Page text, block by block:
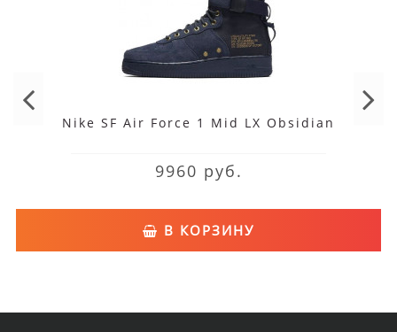
Nike SF Air Force 1 Mid LX Obsidian
9960 руб.
В КОРЗИНУ